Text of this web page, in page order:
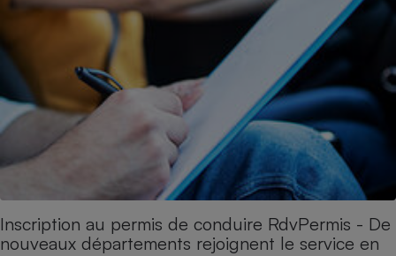
Inscription au permis de conduire RdvPermis - De
nouveaux départements rejoignent le service en